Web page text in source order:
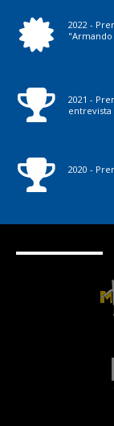
2022 -
2021 -
entrevista
2020 -